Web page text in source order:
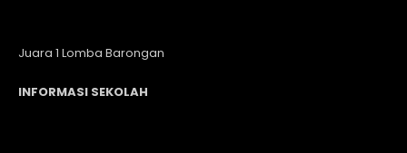
Juara 1 Lomba Barongan
INFORMASI SEKOLAH